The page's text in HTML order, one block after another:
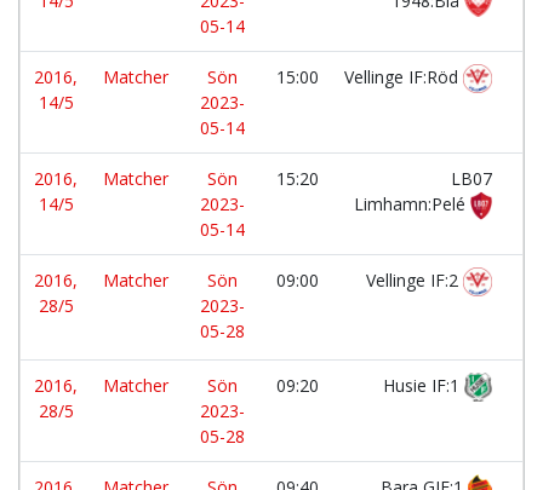
05-14
2016,
14/5
Matcher
Sön
2023-
05-14
15:00 Vellinge IF:Röd
2016,
14/5
Matcher
Sön
2023-
05-14
15:20
LB07
Limhamn:Pelé
2016,
28/5
Matcher
Sön
2023-
05-28
09:00 Vellinge IF:2
2016,
28/5
Matcher
Sön
2023-
05-28
09:20 Husie IF:1